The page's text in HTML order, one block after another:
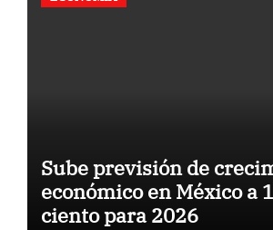
Sube previsión de
económico en México a
ciento para 2026